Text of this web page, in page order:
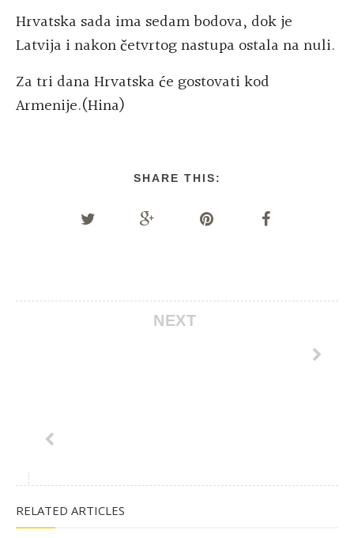
Hrvatska sada ima sedam bodova, dok je
Latvija i nakon četvrtog nastupa ostala na nuli.
Za tri dana Hrvatska će gostovati kod
Armenije.(Hina)
SHARE THIS:
NEXT
RELATED ARTICLES